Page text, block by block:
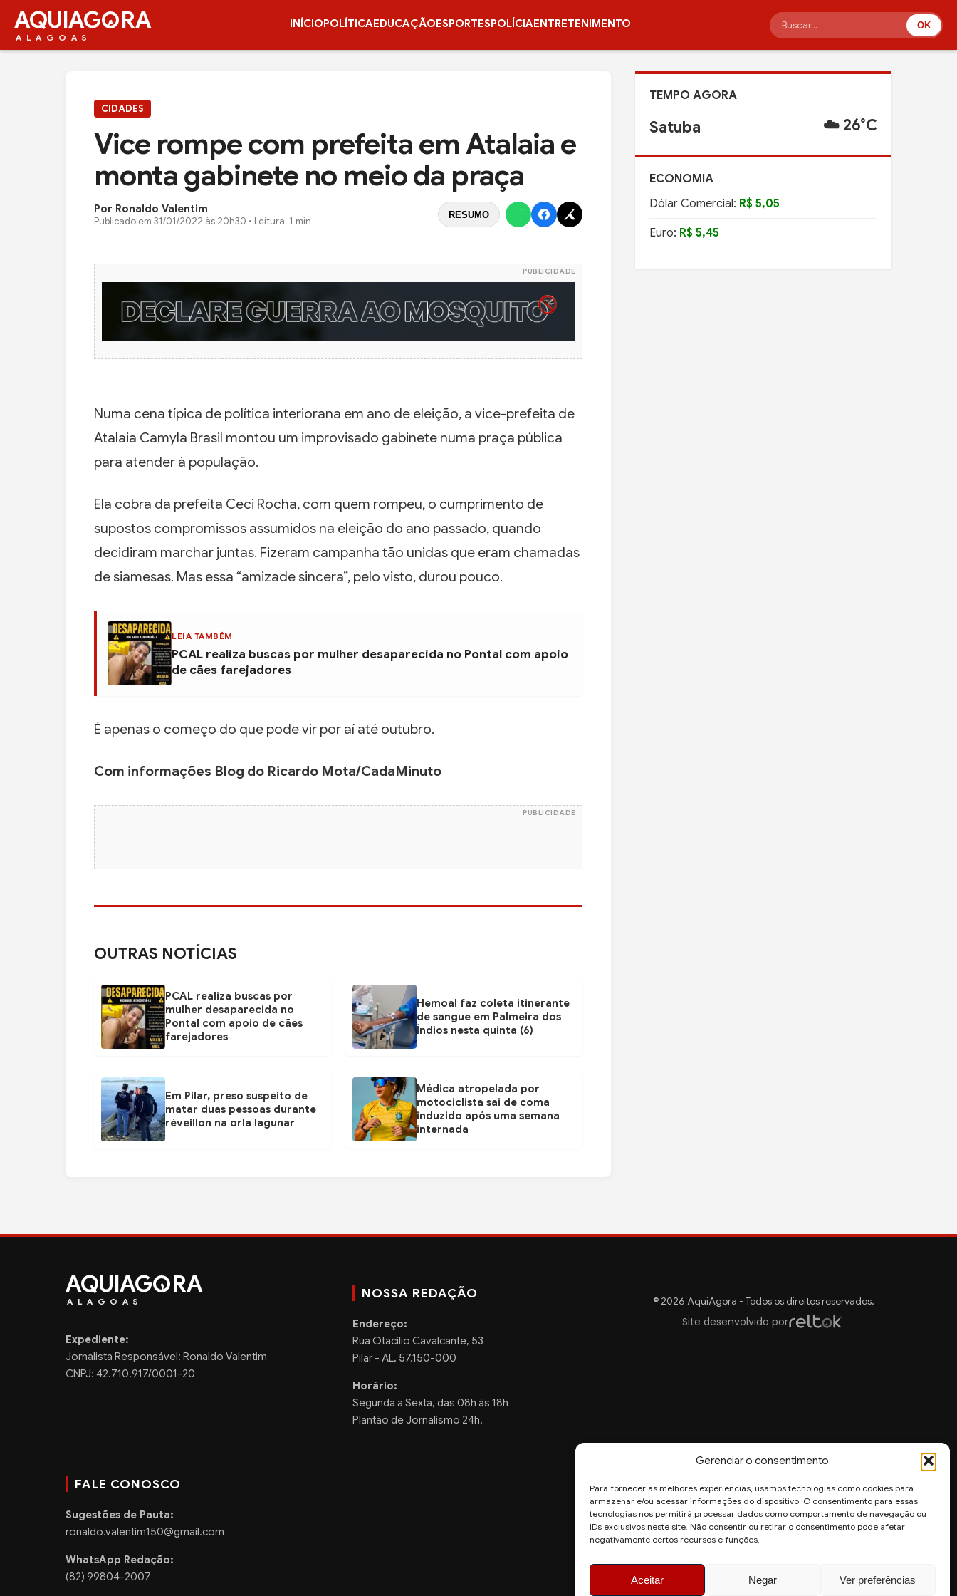
Gerenciar o consentimento
Para fornecer as melhores experiências, usamos tecnologias como cookies para
armazenar e/ou acessar informações do dispositivo. O consentimento para essas
tecnologias nos permitirá processar dados como comportamento de navegação ou
IDs exclusivos neste site. Não consentir ou retirar o consentimento pode afetar
negativamente certos recursos e funções.
Aceitar Negar Ver preferências
AQUIAG RA
ALAGOAS
INÍCIOPOLÍTICAEDUCAÇÃOESPORTESPOLÍCIAENTRETENIMENTO OK
CIDADES
Vice rompe com prefeita em Atalaia e
monta gabinete no meio da praça
Por Ronaldo Valentim
Publicado em 31/01/2022 às 20h30 • Leitura: 1 min
RESUMO
PUBLICIDADE
Numa cena típica de política interiorana em ano de eleição, a vice-prefeita de
Atalaia Camyla Brasil montou um improvisado gabinete numa praça pública
para atender à população.
Ela cobra da prefeita Ceci Rocha, com quem rompeu, o cumprimento de
supostos compromissos assumidos na eleição do ano passado, quando
decidiram marchar juntas. Fizeram campanha tão unidas que eram chamadas
de siamesas. Mas essa “amizade sincera”, pelo visto, durou pouco.
LEIA TAMBÉM
PCAL realiza buscas por mulher desaparecida no Pontal com apoio
de cães farejadores
É apenas o começo do que pode vir por aí até outubro.
Com informações Blog do Ricardo Mota/CadaMinuto
PUBLICIDADE
OUTRAS NOTÍCIAS
PCAL realiza buscas por
mulher desaparecida no
Pontal com apoio de cães
farejadores
Hemoal faz coleta itinerante
de sangue em Palmeira dos
Índios nesta quinta (6)
Em Pilar, preso suspeito de
matar duas pessoas durante
réveillon na orla lagunar
Médica atropelada por
motociclista sai de coma
induzido após uma semana
internada
TEMPO AGORA
Satuba ☁️ 26°C
ECONOMIA
Dólar Comercial: R$ 5,05
Euro: R$ 5,45
AQUIAG RA
ALAGOAS
Expediente:
Jornalista Responsável: Ronaldo Valentim
CNPJ: 42.710.917/0001-20
NOSSA REDAÇÃO
Endereço:
Rua Otacilio Cavalcante, 53
Pilar - AL, 57.150-000
Horário:
Segunda a Sexta, das 08h às 18h
Plantão de Jornalismo 24h.
FALE CONOSCO
Sugestões de Pauta:
ronaldo.valentim150@gmail.com
WhatsApp Redação:
(82) 99804-2007
© 2026 AquiAgora - Todos os direitos reservados.
Site desenvolvido por